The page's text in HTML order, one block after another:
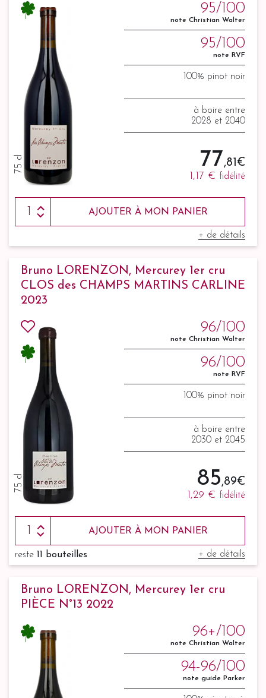
75 cl
95/100
note Christian Walter
95/100
note RVF
100% pinot noir
à boire entre
2028 et 2040
77,81 €
1,17 € fidélité
AJOUTER À MON PANIER
+ de détails
Bruno LORENZON, Mercurey 1er cru
CLOS des CHAMPS MARTINS CARLINE
2023
75 cl
96/100
note Christian Walter
96/100
note RVF
100% pinot noir
à boire entre
2030 et 2045
85,89 €
1,29 € fidélité
AJOUTER À MON PANIER
reste 11 bouteilles + de détails
Bruno LORENZON, Mercurey 1er cru
PIÈCE N°13 2022
96+/100
note Christian Walter
94-96/100
note guide Parker